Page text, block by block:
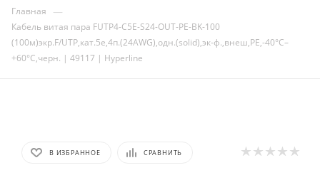
Главная —
Кабель витая пара FUTP4-C5E-S24-OUT-PE-BK-100
(100м)экр.F/UTP,кат.5e,4п.(24AWG),одн.(solid),эк-ф.,внеш,PE,-40°C–
+60°C,черн. | 49117 | Hyperline
В ИЗБРАННОЕ СРАВНИТЬ